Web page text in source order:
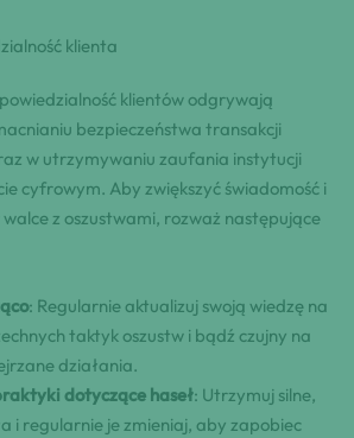
klienta
klientów odgrywają
bezpieczeństwa transakcji
w utrzymywaniu zaufania instytucji
cyfrowym. Aby zwiększyć świadomość i
z oszustwami, rozważ następujące
: Regularnie aktualizuj swoją wiedzę na
taktyk oszustw i bądź czujny na
działania.
dotyczące haseł: Utrzymuj silne,
i regularnie je zmieniaj, aby zapobiec